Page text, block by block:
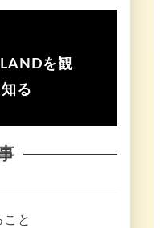
LANDを観
る
と